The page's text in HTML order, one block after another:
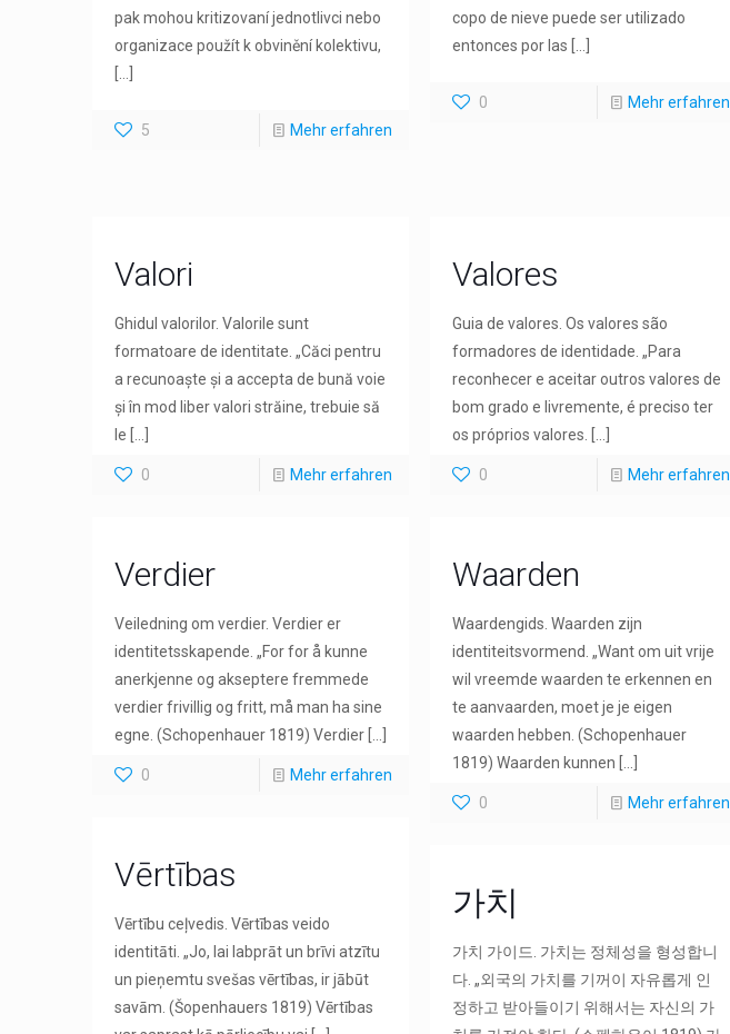
pak mohou kritizovaní jednotlivci nebo
organizace použít k obvinění kolektivu,
5 Mehr erfahren
copo de nieve puede ser utilizado
entonces por las
0 Mehr erfahren
Valori
Ghidul valorilor. Valorile sunt
formatoare de identitate. „Căci pentru
a recunoaște și a accepta de bună voie
și în mod liber valori străine, trebuie să
le
0 Mehr erfahren
Valores
Guia de valores. Os valores são
formadores de identidade. „Para
reconhecer e aceitar outros valores de
bom grado e livremente, é preciso ter
os próprios valores.
0 Mehr erfahren
Verdier
Veiledning om verdier. Verdier er
identitetsskapende. „For for å kunne
anerkjenne og akseptere fremmede
verdier frivillig og fritt, må man ha sine
egne. (Schopenhauer 1819) Verdier
0 Mehr erfahren
Waarden
Waardengids. Waarden zijn
identiteitsvormend. „Want om uit vrije
wil vreemde waarden te erkennen en
te aanvaarden, moet je je eigen
waarden hebben. (Schopenhauer
1819) Waarden kunnen
0 Mehr erfahren
Vērtības
Vērtību ceļvedis. Vērtības veido
identitāti. „Jo, lai labprāt un brīvi atzītu
un pieņemtu svešas vērtības, ir jābūt
savām. (Šopenhauers 1819) Vērtības
가치
가치 가이드. 가치는 정체성을 형성합니
다. „외국의 가치를 기꺼이 자유롭게 인
정하고 받아들이기 위해서는 자신의 가